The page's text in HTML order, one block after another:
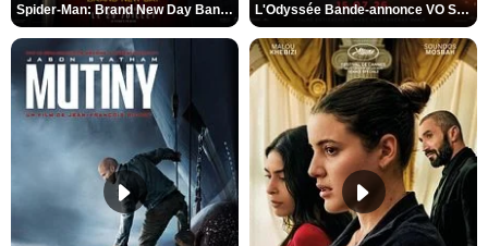
Spider-Man: Brand New Day Bande-annonce VO STFR L'Odyssée Bande-annonce VO STFR